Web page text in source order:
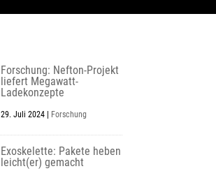
Forschung: Nefton-Projekt
liefert Megawatt-
Ladekonzepte
29. Juli 2024| Forschung
Exoskelette: Pakete heben
leicht(er) gemacht